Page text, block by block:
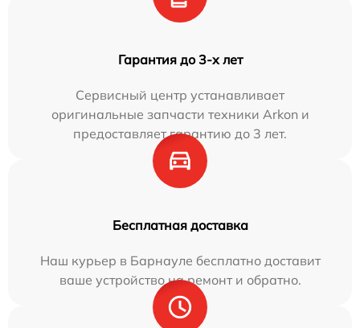
Гарантия до 3-х лет
Сервисный центр устанавливает
оригинальные запчасти техники Arkon и
предоставляет гарантию до 3 лет.
Бесплатная доставка
Наш курьер в Барнауле бесплатно доставит
ваше устройство на ремонт и обратно.